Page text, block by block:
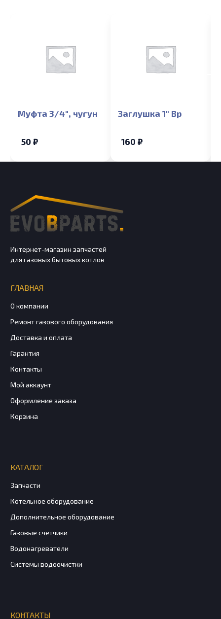
Муфта 3/4″, чугун
50 ₽
Заглушка 1″ Вр
160 ₽
Интернет-магазин запчастей
для газовых бытовых котлов
ГЛАВНАЯ
О компании
Ремонт газового оборудования
Доставка и оплата
Гарантия
Контакты
Мой аккаунт
Оформление заказа
Корзина
КАТАЛОГ
Запчасти
Котельное оборудование
Дополнительное оборудование
Газовые счетчики
Водонагреватели
Системы водоочистки
КОНТАКТЫ